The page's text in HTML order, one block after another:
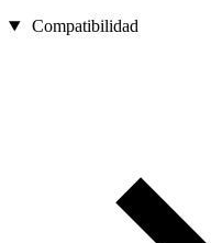
Compatibilidad